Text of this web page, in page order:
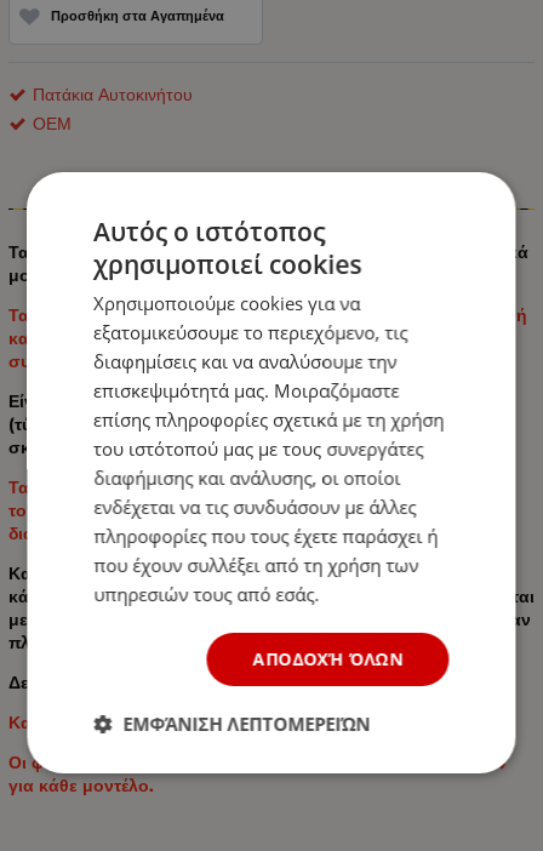
Προσθήκη στα Αγαπημένα
Πατάκια Αυτοκινήτου
ΟΕΜ
Τα πατάκια από καουτσούκ PSN είναι ατομικά για διαφορετικά
μοντέλα αυτοκινήτων.
Τα πατάκια αυτοκινήτου PSN δεν εκπέμπουν δυσάρεστη οσμή
και προσφέρουν μια κομψή και κομψή εμφάνιση που
συμπληρώνει το εσωτερικό του αυτοκινήτου σας.
Είναι εξαιρετικά ανθεκτικά και έχουν αρκετά υψηλό κατώφλι
(τύπου λεκάνης), αποτρέποντας τη διαρροή υγρών και τη
σκόνη στο χαλί του αυτοκινήτου σας.
Ταιριάζει απόλυτα στο σχήμα του αμαξώματος, εύκολη
τοποθέτηση και αφαίρεση, κατασκευασμένη ακριβώς στις
διαστάσεις του αμαξώματος του αυτοκινήτου σας.
Κατασκευασμένα από υψηλής ποιότητας υλικό TPE που τα
κάνει πιο μαλακά και εύκολα αναδιπλούμενα, δεν συγκρίνονται
με άλλους πάτους σε χαμηλότερες τιμές που είναι σκληροί σαν
πλαστικοί και εξαιρετικά άβολοι.
Δεν περιέχει PVC και τοξικά στοιχεία.
Κατάλληλο για: VW TRANSPORTER T7 PN. 2024
Οι φωτογραφίες είναι ενδεικτικές και ενδέχεται να διαφέρουν
για κάθε μοντέλο.
Αυτός ο ιστότοπος
χρησιμοποιεί cookies
Χρησιμοποιούμε cookies για να
εξατομικεύσουμε το περιεχόμενο, τις
διαφημίσεις και να αναλύσουμε την
επισκεψιμότητά μας. Μοιραζόμαστε
επίσης πληροφορίες σχετικά με τη χρήση
του ιστότοπού μας με τους συνεργάτες
διαφήμισης και ανάλυσης, οι οποίοι
ενδέχεται να τις συνδυάσουν με άλλες
πληροφορίες που τους έχετε παράσχει ή
που έχουν συλλέξει από τη χρήση των
υπηρεσιών τους από εσάς.
ΑΠΟΔΟΧΉ ΌΛΩΝ
ΕΜΦΆΝΙΣΗ ΛΕΠΤΟΜΕΡΕΙΏΝ